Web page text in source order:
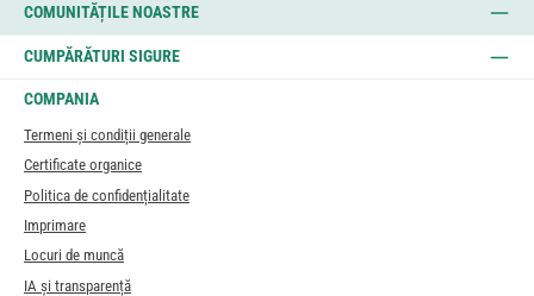
COMUNITĂȚILE NOASTRE
CUMPĂRĂTURI SIGURE
COMPANIA
Termeni și condiții generale
Certificate organice
Politica de confidențialitate
Imprimare
Locuri de muncă
IA și transparență